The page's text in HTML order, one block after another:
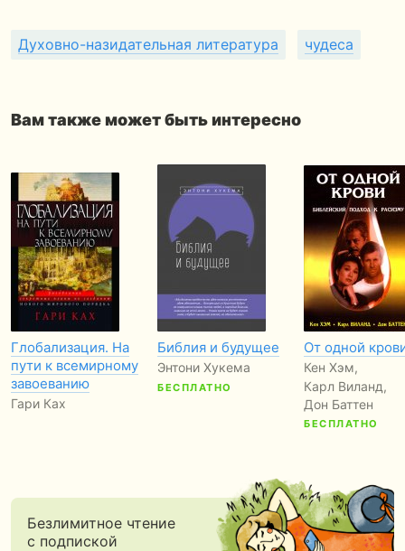
Духовно-назидательная литература чудеса
Вам также может быть интересно
Глобализация. На
пути к всемирному
завоеванию
Гари Ках
Библия и будущее
Энтони Хукема
БЕСПЛАТНО
От одной
Кен Хэм,
Карл Виланд,
Дон Баттен
БЕСПЛАТНО
Безлимитное чтение
с подпиской